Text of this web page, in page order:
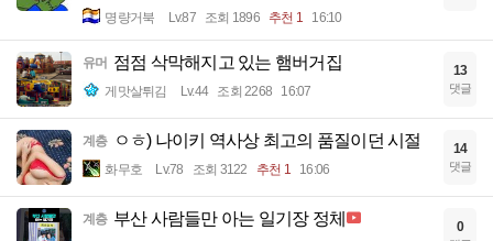
명량거북 Lv.87 조회 1896 추천 1 16:10
유머 점점 삭막해지고 있는 햄버거집
게맛살튀김 Lv.44 조회 2268 16:07
13
댓글
계층 ㅇㅎ) 나이키 역사상 최고의 품질이던 시절
화무호 Lv.78 조회 3122 추천 1 16:06
14
댓글
계층 부산 사람들만 아는 일기장 정체 0